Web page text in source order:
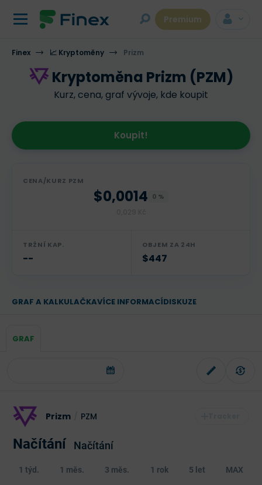
Premium
Finex 📈 Kryptoměny Prizm
Kryptoměna Prizm (PZM)
Kurz, cena, graf vývoje, kde koupit
Koupit!
CENA/KURZ PZM
$0,0014 0 %
TRŽNÍ KAP.
--
OBJEM ZA 24H
$447
GRAF A KALKULAČKAVÍCE INFORMACÍDISKUZE
GRAF
Prizm PZM
Načítání Načítání
1 týd. 1 měs. 3 měs. 1 rok 5 let MAX